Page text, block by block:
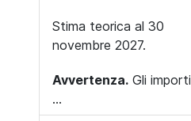
Stima teorica al 30
novembre 2027.
Avvertenza. Gli importi
...